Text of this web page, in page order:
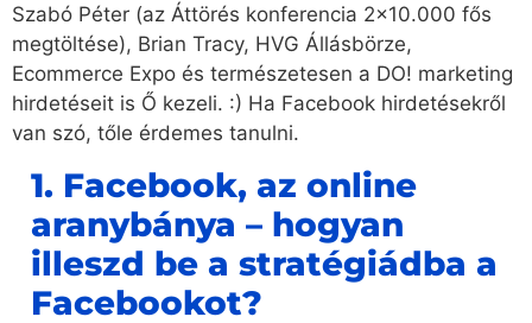
Szabó Péter (az Áttörés konferencia 2x10.000 fős
megtöltése), Brian Tracy, HVG Állásbörze,
Ecommerce Expo és természetesen a DO! marketing
hirdetéseit is Ő kezeli. :) Ha Facebook hirdetésekről
van szó, tőle érdemes tanulni.
1. Facebook, az online
aranybánya – hogyan
illeszd be a stratégiádba a
Facebookot?